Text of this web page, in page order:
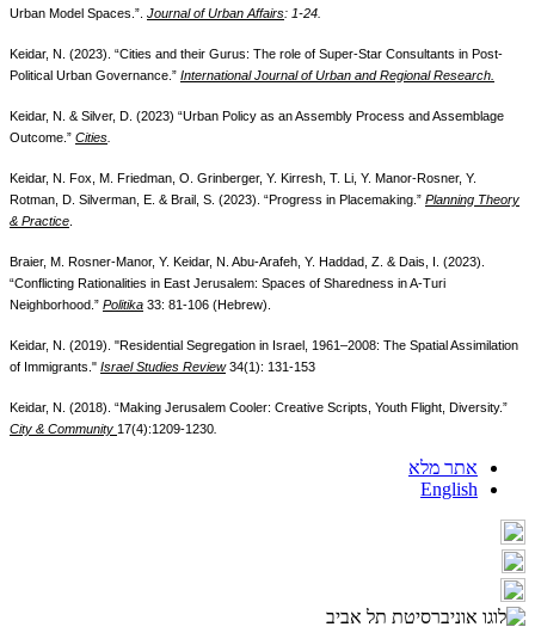
Urban Model Spaces.”. Journal of Urban Affairs: 1-24.
Keidar, N. (2023). “Cities and their Gurus: The role of Super-Star Consultants in Post-
Political Urban Governance.” International Journal of Urban and Regional Research.
Keidar, N. & Silver, D. (2023) “Urban Policy as an Assembly Process and Assemblage
Outcome.” Cities
Keidar, N. Fox, M. Friedman, O. Grinberger, Y. Kirresh, T. Li, Y. Manor-Rosner, Y.
Rotman, D. Silverman, E. & Brail, S. (2023). “Progress in Placemaking.” Planning Theory
& Practice
Braier, M. Rosner-Manor, Y. Keidar, N. Abu-Arafeh, Y. Haddad, Z. & Dais, I. (2023).
“Conflicting Rationalities in East Jerusalem: Spaces of Sharedness in A-Turi
Neighborhood.” Politika 33: 81-106 (Hebrew).
Keidar, N. (2019). "Residential Segregation in Israel, 1961–2008: The Spatial Assimilation
of Immigrants." Israel Studies Review34(1): 131-153
Keidar, N. (2018). “Making Jerusalem Cooler: Creative Scripts, Youth Flight, Diversity.”
City & Community 17(4):1209-1230
אתר מלא
English